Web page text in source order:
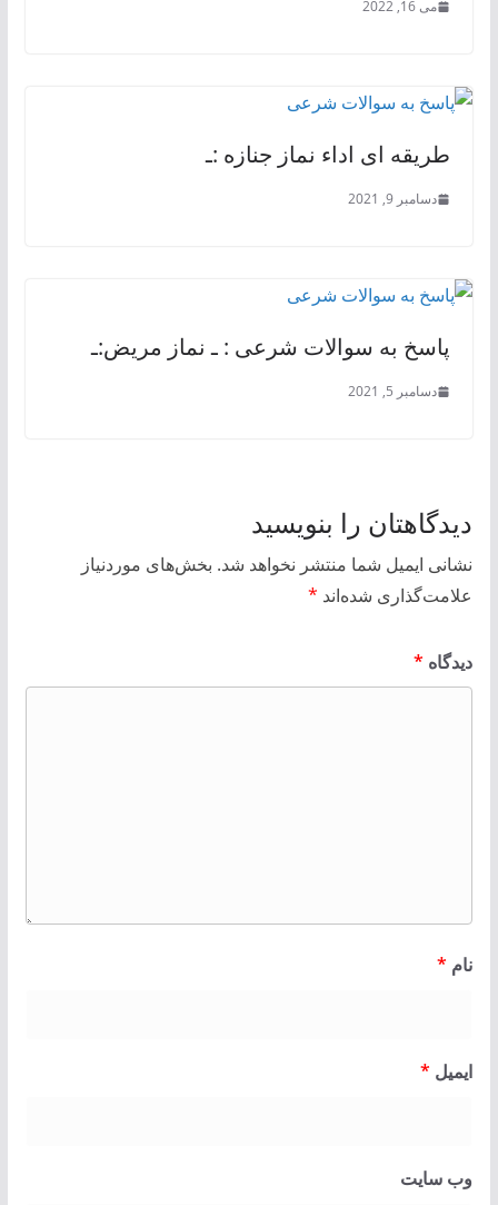
می 16, 2022
طریقه ای اداء نماز جنازه :ـ
دسامبر 9, 2021
پاسخ به سوالات شرعی : ـ نماز مریض:ـ
دسامبر 5, 2021
دیدگاهتان را بنویسید
نشانی ایمیل شما منتشر نخواهد شد. بخش‌های موردنیاز
علامت‌گذاری شده‌اند *
دیدگاه *
نام *
ایمیل *
وب‌ سایت